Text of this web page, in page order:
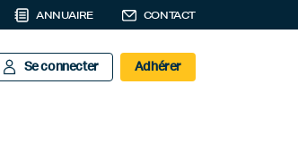
ANNUAIRE CONTACT
Se connecter Adhérer